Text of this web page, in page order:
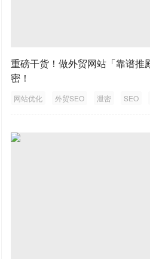
重磅干货！做外贸网站「靠谱推
密！
网站优化 外贸SEO 泄密 SEO